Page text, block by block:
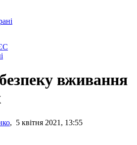
вживання
, 5 квітня 2021, 13:55